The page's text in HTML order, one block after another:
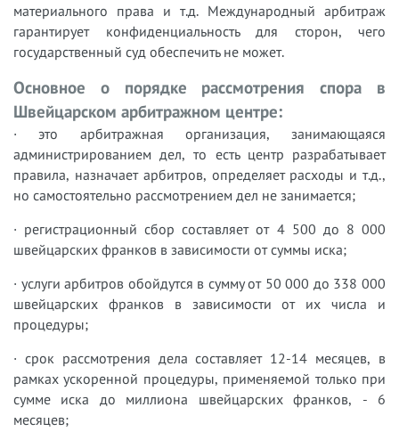
материального права и т.д. Международный арбитраж
гарантирует конфиденциальность для сторон, чего
государственный суд обеспечить не может.
Основное о порядке рассмотрения спора в
Швейцарском арбитражном центре:
· это арбитражная организация, занимающаяся
администрированием дел, то есть центр разрабатывает
правила, назначает арбитров, определяет расходы и т.д.,
но самостоятельно рассмотрением дел не занимается;
· регистрационный сбор составляет от 4 500 до 8 000
швейцарских франков в зависимости от суммы иска;
· услуги арбитров обойдутся в сумму от 50 000 до 338 000
швейцарских франков в зависимости от их числа и
процедуры;
· срок рассмотрения дела составляет 12-14 месяцев, в
рамках ускоренной процедуры, применяемой только при
сумме иска до миллиона швейцарских франков, - 6
месяцев;